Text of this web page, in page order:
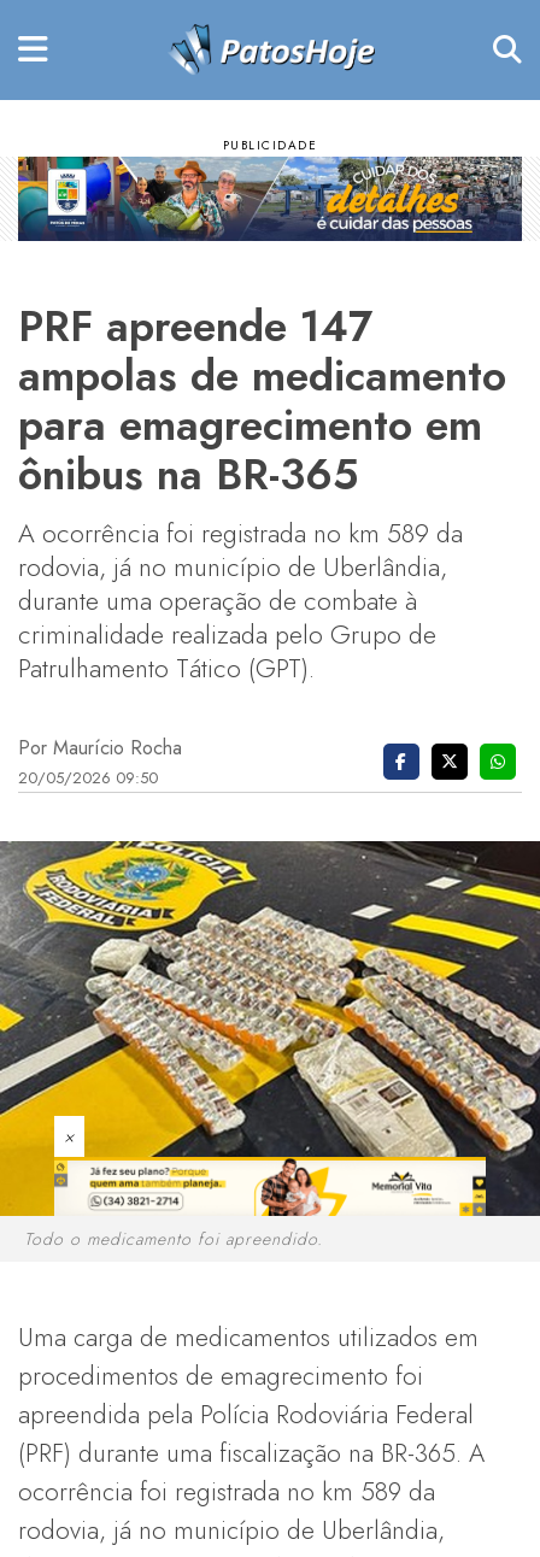
PRF apreende 147
ampolas de medicamento
para emagrecimento em
ônibus na BR-365
A ocorrência foi registrada no km 589 da
rodovia, já no município de Uberlândia,
durante uma operação de combate à
criminalidade realizada pelo Grupo de
Patrulhamento Tático (GPT).
Por Maurício Rocha
20/05/2026 09:50
×
Todo o medicamento foi apreendido.
Uma carga de medicamentos utilizados em
procedimentos de emagrecimento foi
apreendida pela Polícia Rodoviária Federal
(PRF) durante uma fiscalização na BR-365. A
ocorrência foi registrada no km 589 da
rodovia, já no município de Uberlândia,